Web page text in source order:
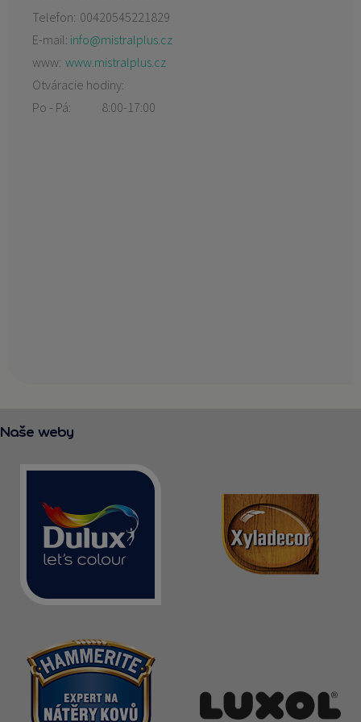
Telefon: 00420545221829
E-mail: info@mistralplus.cz
www: www.mistralplus.cz
Otváracie hodiny:
Po - Pá:
8:00-17:00
Naše weby